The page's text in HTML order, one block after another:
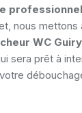
nous mettons
WC
sera prêt à